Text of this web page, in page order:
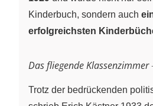
Kinderbuch, sondern auch
erfolgreichsten
Das fliegende Klassenzimmer
Trotz der bedrückenden